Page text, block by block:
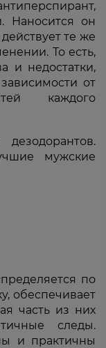
Наносится он
те же
То есть,
и недостатки,
от
каждого
мужские
по
обеспечивает
часть из них
следы.
и практичны